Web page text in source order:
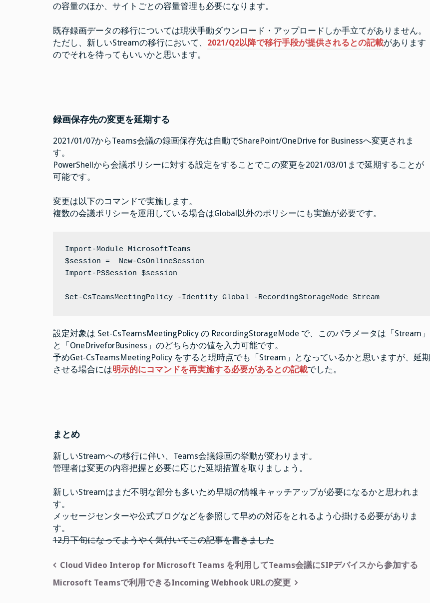
の容量のほか、サイトごとの容量管理も必要になります。
既存録画データの移行については現状手動ダウンロード・アップロードしか手立てがありません。
ただし、新しいStreamの移行において、 2021/Q2以降で移行手段が提供されるとの記載があります
のでそれを待ってもいいかと思います。
録画保存先の変更を延期する
2021/01/07からTeams会議の録画保存先は自動でSharePoint/OneDrive for Businessへ変更されま
す。
PowerShellから会議ポリシーに対する設定をすることでこの変更を2021/03/01まで延期することが
可能です。
変更は以下のコマンドで実施します。
複数の会議ポリシーを運用している場合はGlobal以外のポリシーにも実施が必要です。
Import-Module MicrosoftTeams
$session =  New-CsOnlineSession
Import-PSSession $session
Set-CsTeamsMeetingPolicy -Identity Global -RecordingStorageMode Stream
設定対象は Set-CsTeamsMeetingPolicy の RecordingStorageMode で、このパラメータは「Stream」
と「OneDriveforBusiness」のどちらかの値を入力可能です。
予めGet-CsTeamsMeetingPolicy をすると現時点でも「Stream」となっているかと思いますが、延期
させる場合には明示的にコマンドを再実施する必要があるとの記載でした。
まとめ
新しいStreamへの移行に伴い、Teams会議録画の挙動が変わります。
管理者は変更の内容把握と必要に応じた延期措置を取りましょう。
新しいStreamはまだ不明な部分も多いため早期の情報キャッチアップが必要になるかと思われま
す。
メッセージセンターや公式ブログなどを参照して早めの対応をとれるよう心掛ける必要がありま
す。
12月下旬になってようやく気付いてこの記事を書きました
投
稿
Cloud Video Interop for Microsoft Teams を利用してTeams会議にSIPデバイスから参加する
Microsoft Teamsで利用できるIncoming Webhook URLの変更